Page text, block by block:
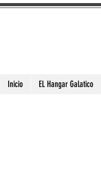
Inicio EL Hangar Galatico